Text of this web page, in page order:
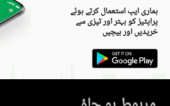
ہماری ایپ استعمال کرتے ہوئے
پراپٹیز کو بہتر اور تیزی سے
خریدیں اور بیچیں